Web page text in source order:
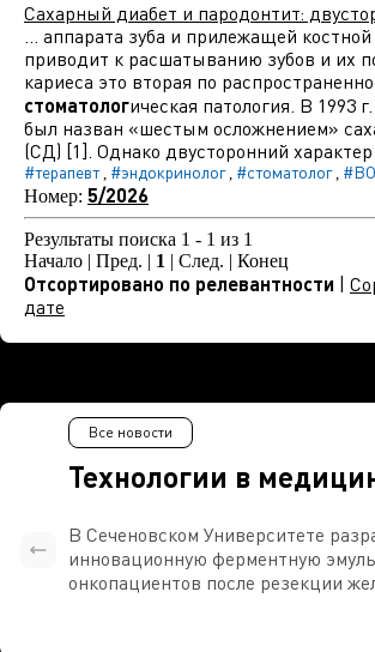
Сахарный диабет и пародонтит:
... аппарата зуба и прилежащей костной
приводит к расшатыванию зубов и их
кариеса это вторая по
стоматологическая патология. В 1993
был назван «шестым осложнением»
(СД) [1]. Однако двусторонний характер
#терапевт, #эндокринолог, #стоматолог,
Номер: 5/2026
Результаты поиска 1 - 1 из 1
Начало | Пред. | 1 | След. | Конец
Отсортировано по релевантности
дате
Технологии в
Все новости
В Сеченовском Университете
инновационную ферментную
онкопациентов после резекции